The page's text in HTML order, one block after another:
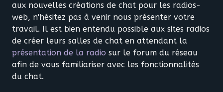
aux nouvelles créations de chat pour les radios-
web, n'hésitez pas à venir nous présenter votre
travail. Il est bien entendu possible aux sites radios
de créer leurs salles de chat en attendant la
présentation de la radio sur le forum du réseau
afin de vous familiariser avec les fonctionnalités
du chat.